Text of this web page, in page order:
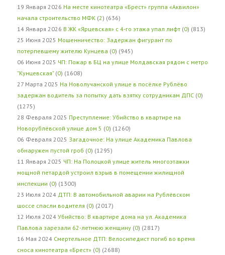
19 Января 2026 На месте кинотеатра «Брест» группа «Аквилон»
начала строительство МФК (2) (636)
14 Января 2026 В ЖК «Ярцевская» с 4-го этажа упал лифт (0) (813)
25 Июня 2025 Мошенничество: Задержан фигурант по
потерпевшему жителю Кунцева (0) (945)
06 Июня 2025 ЧП: Пожар в БЦ на улице Молдавская рядом с метро
"Кунцевская" (0) (1608)
27 Марта 2025 На Новолучанской улице в посёлке Рублёво
задержан водитель за попытку дать взятку сотрудникам ДПС (0)
(1275)
28 Февраля 2025 Преступление: Убийство в квартире на
Новорублёвской улице дом 5 (0) (1260)
06 Февраля 2025 Загадочное: На улице Академика Павлова
обнаружен пустой гроб (0) (1295)
11 Января 2025 ЧП: На Полоцкой улице житель многоэтажки
мощной петардой устроил взрыв в помещении жилищной
инспекции (0) (1300)
23 Июля 2024 ДТП: В автомобильной аварии на Рублёвском
шоссе спасли водителя (0) (2017)
12 Июля 2024 Убийство: В квартире дома на ул. Академика
Павлова зарезали 62-летнюю женщину (0) (2817)
16 Мая 2024 Смертельное ДТП: Велосипедист погиб во время
сноса кинотеатра «Брест» (0) (2688)